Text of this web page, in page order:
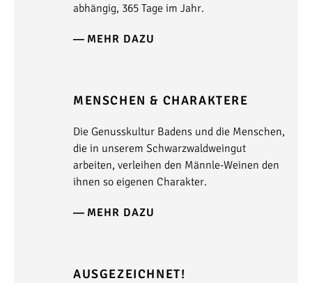
abhängig, 365 Tage im Jahr.
MEHR DAZU
MENSCHEN & CHARAKTERE
Die Genusskultur Badens und die Menschen,
die in unserem Schwarzwaldweingut
arbeiten, verleihen den Männle-Weinen den
ihnen so eigenen Charakter.
MEHR DAZU
AUSGEZEICHNET!